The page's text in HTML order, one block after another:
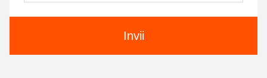
Invii